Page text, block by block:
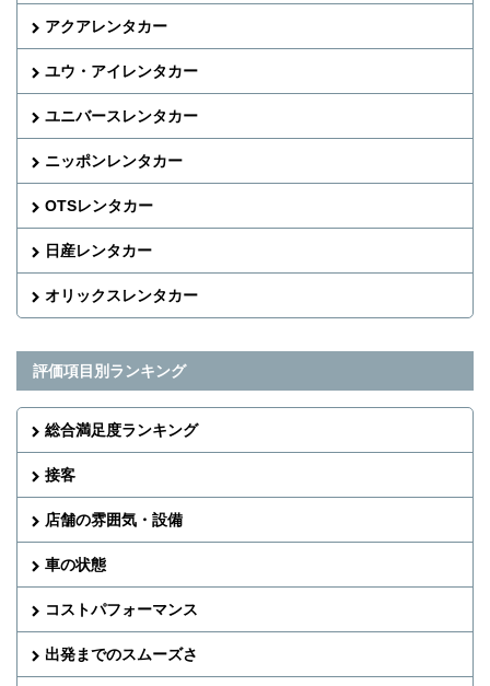
アクアレンタカー
ユウ・アイレンタカー
ユニバースレンタカー
ニッポンレンタカー
OTSレンタカー
日産レンタカー
オリックスレンタカー
評価項目別ランキング
総合満足度ランキング
接客
店舗の雰囲気・設備
車の状態
コストパフォーマンス
出発までのスムーズさ